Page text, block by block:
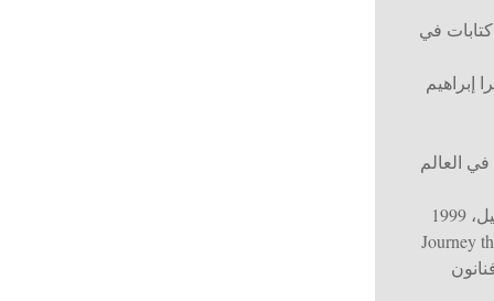
كتابات في
إبراهيم
العالم
Journey